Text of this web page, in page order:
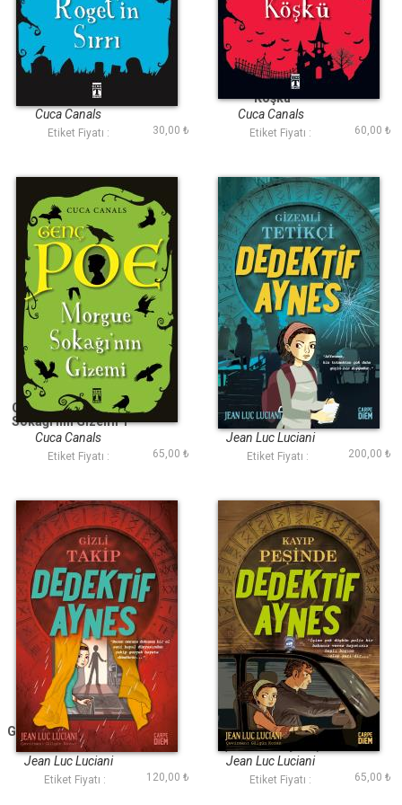
Genç Poe - Mary
Roget'in Sırrı 2
Cuca Canals
Etiket Fiyatı : 30,00 ₺
Genç Poe - Korku
Köşkü
Cuca Canals
Etiket Fiyatı : 60,00 ₺
Genç Poe - Morgue
Sokağı'nın Gizemi 1
Cuca Canals
Etiket Fiyatı : 65,00 ₺
Gizemli Tetikçi -
Dedektif Aynes
Jean Luc Luciani
Etiket Fiyatı : 200,00 ₺
Gizli Takip - Dedektif
Aynes
Jean Luc Luciani
Etiket Fiyatı : 120,00 ₺
Kayıp Peşinde
(Dedektif Aynes)
Jean Luc Luciani
Etiket Fiyatı : 65,00 ₺